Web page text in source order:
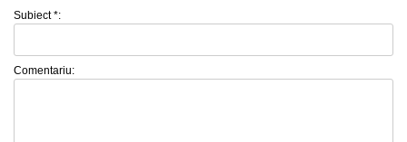
Subiect *:
Comentariu: